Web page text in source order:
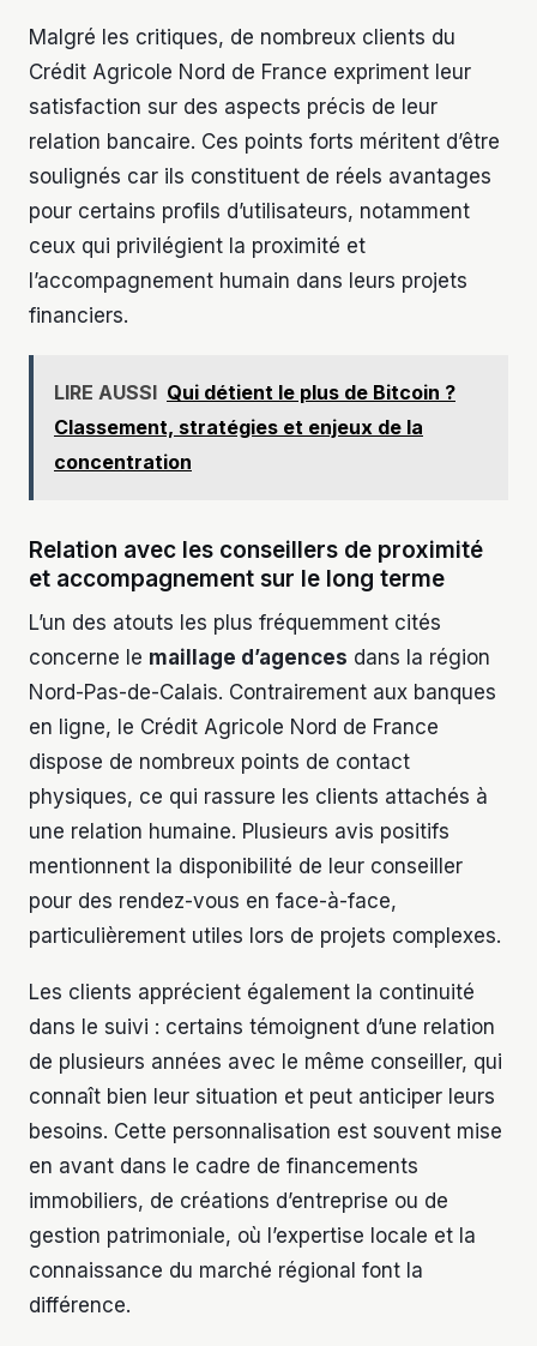
Malgré les critiques, de nombreux clients du
Crédit Agricole Nord de France expriment leur
satisfaction sur des aspects précis de leur
relation bancaire. Ces points forts méritent d’être
soulignés car ils constituent de réels avantages
pour certains profils d’utilisateurs, notamment
ceux qui privilégient la proximité et
l’accompagnement humain dans leurs projets
financiers.
LIRE AUSSI Qui détient le plus de Bitcoin ?
Classement, stratégies et enjeux de la
concentration
Relation avec les conseillers de proximité
et accompagnement sur le long terme
L’un des atouts les plus fréquemment cités
concerne le maillage d’agences dans la région
Nord-Pas-de-Calais. Contrairement aux banques
en ligne, le Crédit Agricole Nord de France
dispose de nombreux points de contact
physiques, ce qui rassure les clients attachés à
une relation humaine. Plusieurs avis positifs
mentionnent la disponibilité de leur conseiller
pour des rendez-vous en face-à-face,
particulièrement utiles lors de projets complexes.
Les clients apprécient également la continuité
dans le suivi : certains témoignent d’une relation
de plusieurs années avec le même conseiller, qui
connaît bien leur situation et peut anticiper leurs
besoins. Cette personnalisation est souvent mise
en avant dans le cadre de financements
immobiliers, de créations d’entreprise ou de
gestion patrimoniale, où l’expertise locale et la
connaissance du marché régional font la
différence.